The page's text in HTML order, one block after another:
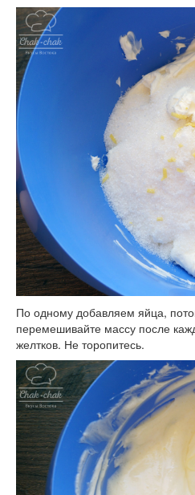
По одному добавляем яйца,
перемешивайте массу после
желтков. Не торопитесь.